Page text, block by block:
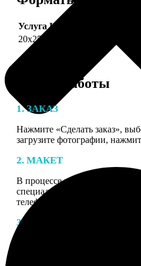
Услуга Цена, руб.
20х25
Этапы работы
1. ЗАКАЗ
Нажмите «Сделать заказ»,
загрузите фотографии,
2. МАКЕТ
В процессе подготовки
специалисты могут
телефону или email для
3. ИЗГОТОВЛЕНИЕ
получите подтверждение на